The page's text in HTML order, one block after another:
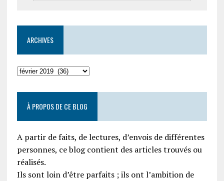
ARCHIVES
À PROPOS DE CE BLOG
A partir de faits, de lectures, d’envois de différentes
personnes, ce blog contient des articles trouvés ou
réalisés.
Ils sont loin d’être parfaits ; ils ont l’ambition de